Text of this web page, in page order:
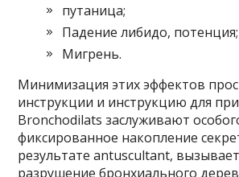
путаница;
Падение либидо, потенция;
Мигрень.
Минимизация этих эффектов
инструкции и инструкцию для
Bronchodilats заслуживают
фиксированное накопление
результате antuscultant,
разрушение бронхиального